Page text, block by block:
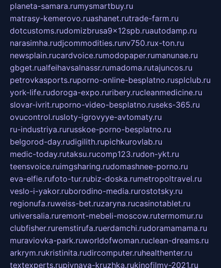
planeta-samara.rumysmartbuy.ru
matrasy-kemerovo.ruashanet.rutrade-farm.ru
dotcustoms.rudomizbrusa9x12spb.ruautodamp.ru
narasimha.rudjcommodities.runv750.rux-ton.ru
newsplain.rucardvoice.rumodopaper.rumanunae.ru
gbget.rualfeihavsalnassr.rumadoma.rutajuncos.ru
petrovkasports.ruporno-online-besplatno.rusplclub.ru
york-life.rudoroga-expo.ruribery.rucleanmedicine.ru
slovar-ivrit.ruporno-video-besplatno.ruseks-365.ru
ovucontrol.rusloty-igrovyye-avtomaty.ru
ru-industriya.rurusskoe-porno-besplatno.ru
belgorod-day.rudigilith.rupichkurovlab.ru
medic-today.rutaksu.rucomp123.rudon-ykt.ru
teensvoice.ruimgsharing.rudomashnee-porno.ru
eva-elfie.rufoto-tur.rubiz-doska.rumetropoltravel.ru
veslo-i-yakor.ruborodino-media.rurostotsky.ru
regionufa.ruweiss-bet.ruzaryna.rucasinotablet.ru
universalia.ruremont-mebeli-moscow.rutermomur.ru
clubfisher.ruremstirufa.ruerdamchi.rudoramamama.ru
muraviovka-park.ruworldofwoman.ruclean-dreams.ru
arkrym.rukristinita.rudircomputer.ruhealthenter.ru
textexperts.rupivnaya-kruzhka.rukinofilmy-2021.ru